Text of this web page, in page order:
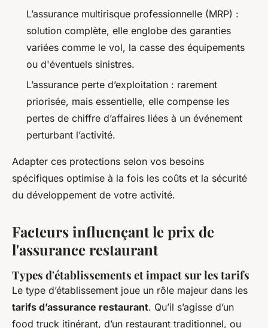
L’assurance multirisque professionnelle (MRP) :
solution complète, elle englobe des garanties
variées comme le vol, la casse des équipements
ou d'éventuels sinistres.
L’assurance perte d’exploitation : rarement
priorisée, mais essentielle, elle compense les
pertes de chiffre d’affaires liées à un événement
perturbant l’activité.
Adapter ces protections selon vos besoins
spécifiques optimise à la fois les coûts et la sécurité
du développement de votre activité.
Facteurs influençant le prix de
l'assurance restaurant
Types d'établissements et impact sur les tarifs
Le type d’établissement joue un rôle majeur dans les
tarifs d’assurance restaurant. Qu’il s’agisse d’un
food truck itinérant, d’un restaurant traditionnel, ou